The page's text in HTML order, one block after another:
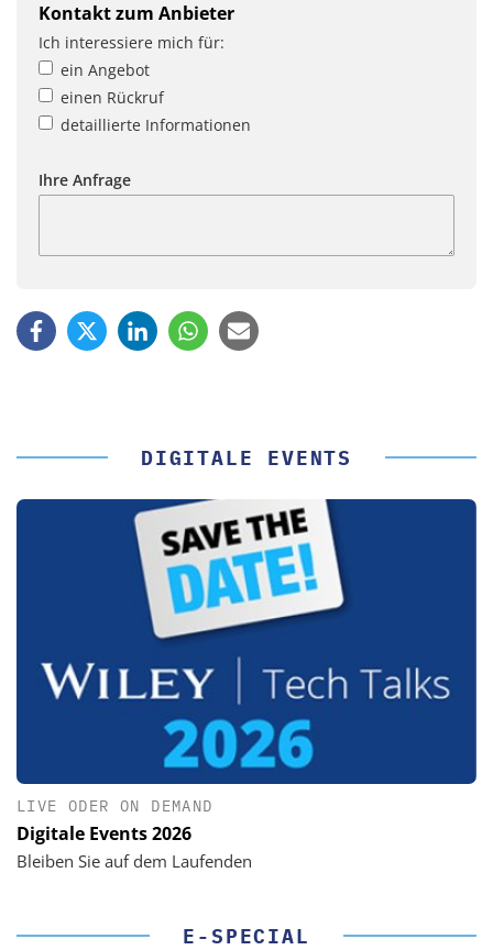
Kontakt zum Anbieter
Ich interessiere mich für:
ein Angebot
einen Rückruf
detaillierte Informationen
Ihre Anfrage
DIGITALE EVENTS
LIVE ODER ON DEMAND
Digitale Events 2026
Bleiben Sie auf dem Laufenden
E-SPECIAL